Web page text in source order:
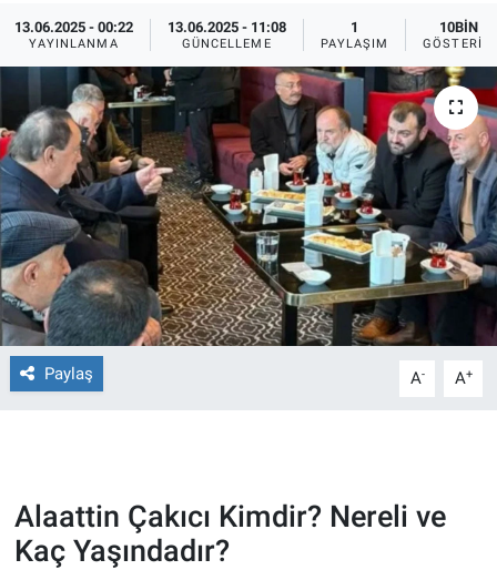
13.06.2025 - 00:22
YAYINLANMA
13.06.2025 - 11:08
GÜNCELLEME
1
PAYLAŞIM
10BIN
GÖSTERIM
Paylaş A- A+
Alaattin Çakıcı Kimdir? Nereli ve
Kaç Yaşındadır?
Dünya
Ege Saati
Ege'den Esintiler
Eğitim
Eğlence
Ekonomi
Forum
Gün Bitiyor
Spor
Yayın Akışı
İletişim
Son Dakika Haberleri
Haber Arşivi